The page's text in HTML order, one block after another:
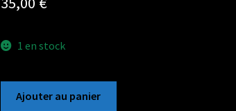
1 en stock
Ajouter au panier